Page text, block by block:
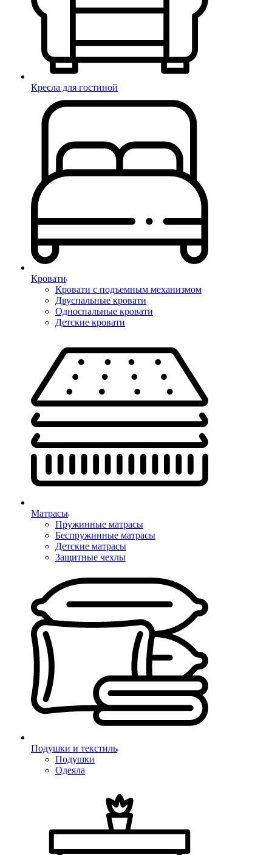
Кресла для гостиной
Кровати
Кровати с подъемным механизмом
Двуспальные кровати
Односпальные кровати
Детские кровати
Матрасы
Пружинные матрасы
Беспружинные матрасы
Детские матрасы
Защитные чехлы
Подушки и текстиль
Подушки
Одеяла